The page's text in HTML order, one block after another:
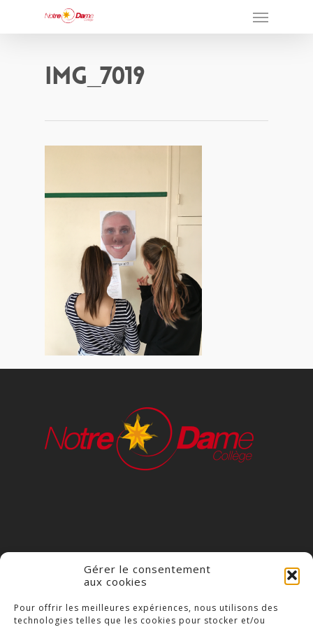
Gérer le consentement
aux cookies
Pour offrir les meilleures expériences, nous utilisons des
technologies telles que les cookies pour stocker et/ou
IMG_7019
COLLÈGE NOTRE DAME